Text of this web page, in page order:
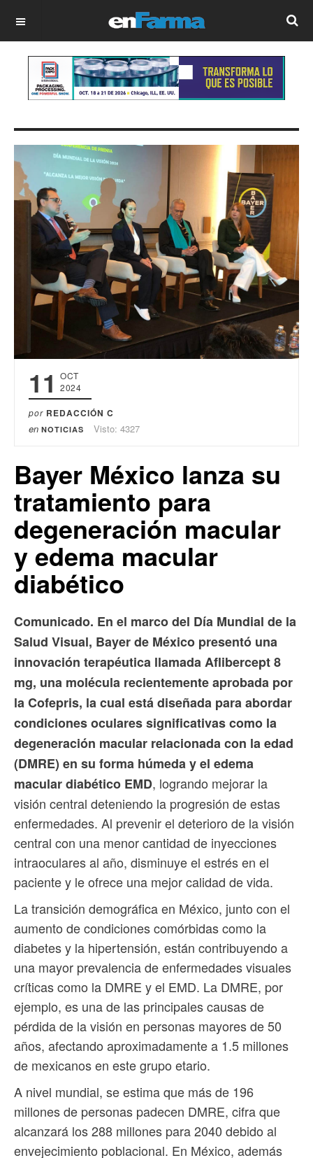
OFF CANVAS
11
OCT
2024
por REDACCIÓN C
en NOTICIAS Visto: 4327
Bayer México lanza su
tratamiento para
degeneración macular
y edema macular
diabético
Comunicado. En el marco del Día Mundial de la
Salud Visual, Bayer de México presentó una
innovación terapéutica llamada Aflibercept 8
mg, una molécula recientemente aprobada por
la Cofepris, la cual está diseñada para abordar
condiciones oculares significativas como la
degeneración macular relacionada con la edad
(DMRE) en su forma húmeda y el edema
macular diabético EMD, logrando mejorar la
visión central deteniendo la progresión de estas
enfermedades. Al prevenir el deterioro de la visión
central con una menor cantidad de inyecciones
intraoculares al año, disminuye el estrés en el
paciente y le ofrece una mejor calidad de vida.
La transición demográfica en México, junto con el
aumento de condiciones comórbidas como la
diabetes y la hipertensión, están contribuyendo a
una mayor prevalencia de enfermedades visuales
críticas como la DMRE y el EMD. La DMRE, por
ejemplo, es una de las principales causas de
pérdida de la visión en personas mayores de 50
años, afectando aproximadamente a 1.5 millones
de mexicanos en este grupo etario.
A nivel mundial, se estima que más de 196
millones de personas padecen DMRE, cifra que
alcanzará los 288 millones para 2040 debido al
envejecimiento poblacional. En México, además